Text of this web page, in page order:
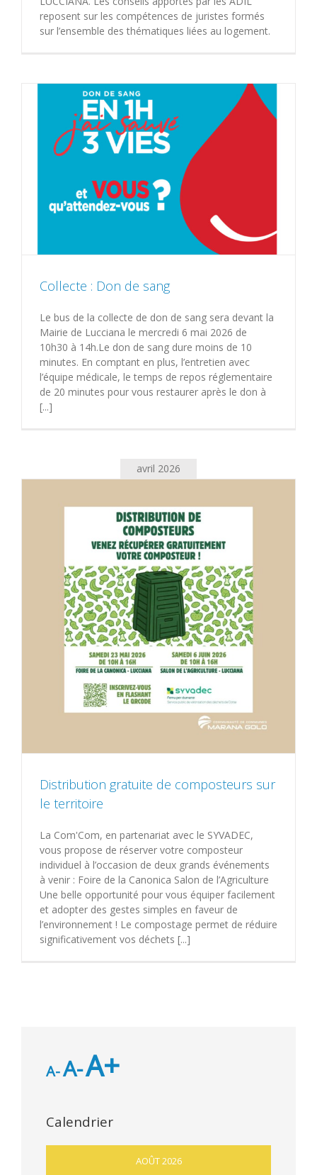
reposent sur les compétences de juristes formés
sur l’ensemble des thématiques liées au logement.
Collecte : Don de sang
Le bus de la collecte de don de sang sera devant la
Mairie de Lucciana le mercredi 6 mai 2026 de
10h30 à 14h.Le don de sang dure moins de 10
minutes. En comptant en plus, l’entretien avec
l’équipe médicale, le temps de repos réglementaire
de 20 minutes pour vous restaurer après le don à
[...]
avril 2026
Distribution gratuite de composteurs sur
le territoire
La Com'Com, en partenariat avec le SYVADEC,
vous propose de réserver votre composteur
individuel à l’occasion de deux grands événements
à venir : Foire de la Canonica Salon de l’Agriculture
Une belle opportunité pour vous équiper facilement
et adopter des gestes simples en faveur de
l’environnement ! Le compostage permet de réduire
significativement vos déchets [...]
A-A-A+
Calendrier
AOÛT 2026